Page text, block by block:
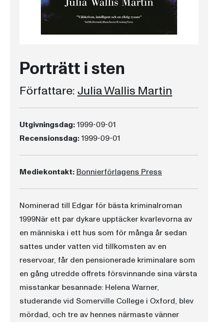
Porträtt i sten
Författare: Julia Wallis Martin
Utgivningsdag:1999-09-01
Recensionsdag:1999-09-01
Mediekontakt: Bonnierförlagens Press
Nominerad till Edgar för bästa kriminalroman
1999När ett par dykare upptäcker kvarlevorna av
en människa i ett hus som för många år sedan
sattes under vatten vid tillkomsten av en
reservoar, får den pensionerade kriminalare som
en gång utredde offrets försvinnande sina värsta
misstankar besannade: Helena Warner,
studerande vid Somerville College i Oxford, blev
mördad, och tre av hennes närmaste vänner